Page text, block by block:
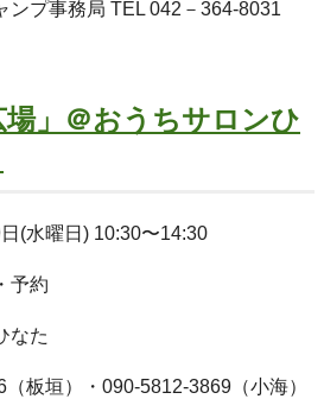
ンプ事務局 TEL 042－364-8031
場」＠おうちサロンひ
(水曜日) 10:30〜14:30
予約
なた
板垣）・090-5812-3869（小海）